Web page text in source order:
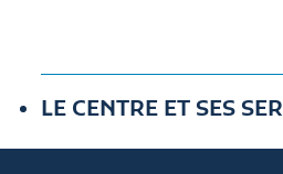
LE CENTRE ET SES